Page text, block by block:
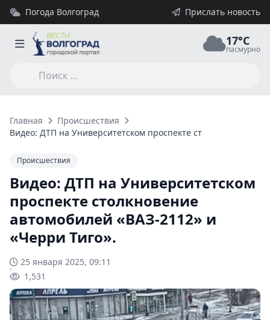
Погода Волгоград Прислать новость
17°C
пасмурно
Главная
Происшествия
Видео: ДТП на Университетском проспекте столкновение
Происшествия
Видео: ДТП на Университетском
проспекте столкновение
автомобилей «ВАЗ-2112» и
«Черри Тиго».
25 января 2025, 09:11
1,531